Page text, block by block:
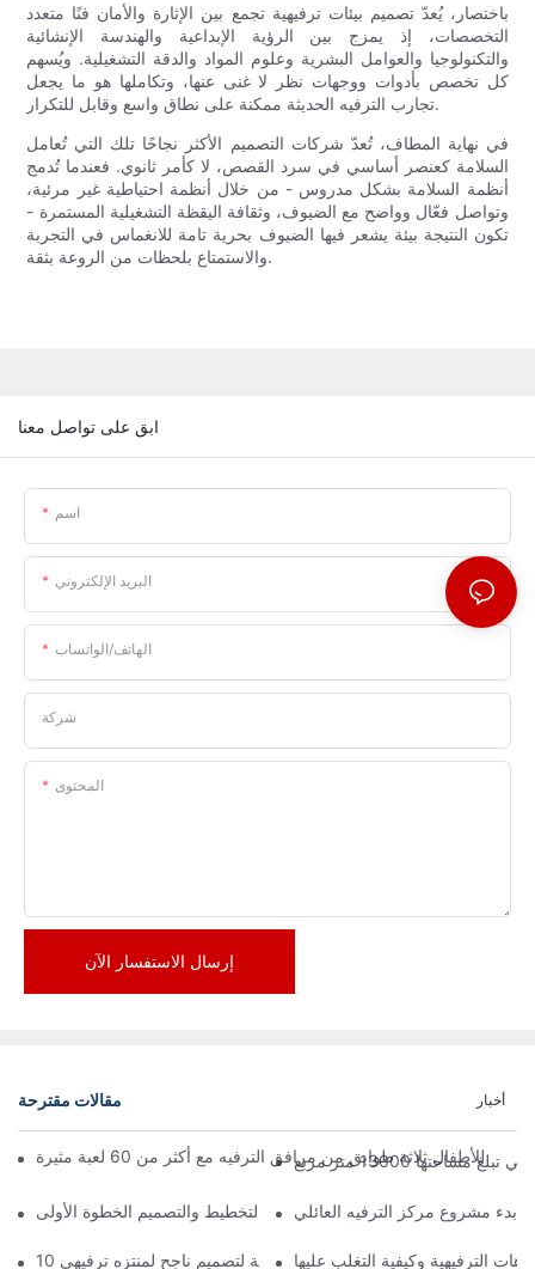
باختصار، يُعدّ تصميم بيئات ترفيهية تجمع بين الإثارة والأمان فنًا متعدد
التخصصات، إذ يمزج بين الرؤية الإبداعية والهندسة الإنشائية
والتكنولوجيا والعوامل البشرية وعلوم المواد والدقة التشغيلية. ويُسهم
كل تخصص بأدوات ووجهات نظر لا غنى عنها، وتكاملها هو ما يجعل
تجارب الترفيه الحديثة ممكنة على نطاق واسع وقابل للتكرار.
في نهاية المطاف، تُعدّ شركات التصميم الأكثر نجاحًا تلك التي تُعامل
السلامة كعنصر أساسي في سرد ​​القصص، لا كأمر ثانوي. فعندما تُدمج
أنظمة السلامة بشكل مدروس - من خلال أنظمة احتياطية غير مرئية،
وتواصل فعّال وواضح مع الضيوف، وثقافة اليقظة التشغيلية المستمرة -
تكون النتيجة بيئة يشعر فيها الضيوف بحرية تامة للانغماس في التجربة
والاستمتاع بلحظات من الروعة بثقة.
ابق على تواصل معنا
اسم
البريد الإلكتروني
الهاتف/الواتساب
شركة
المحتوى
إرسال الاستفسار الآن
مقالات مقترحة أخبار
13000 متر مربع
بدء مشروع مركز الترفيه العائلي
10 مبادئ أساسية لتصميم ناجح لمنتزه ترفيهيالترفيهية وكيفية التغلب عليها